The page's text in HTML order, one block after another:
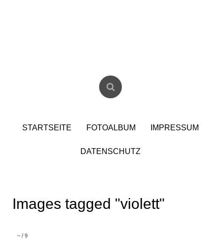
STARTSEITE FOTOALBUM IMPRESSUM
DATENSCHUTZ
Images tagged "violett"
– / 9